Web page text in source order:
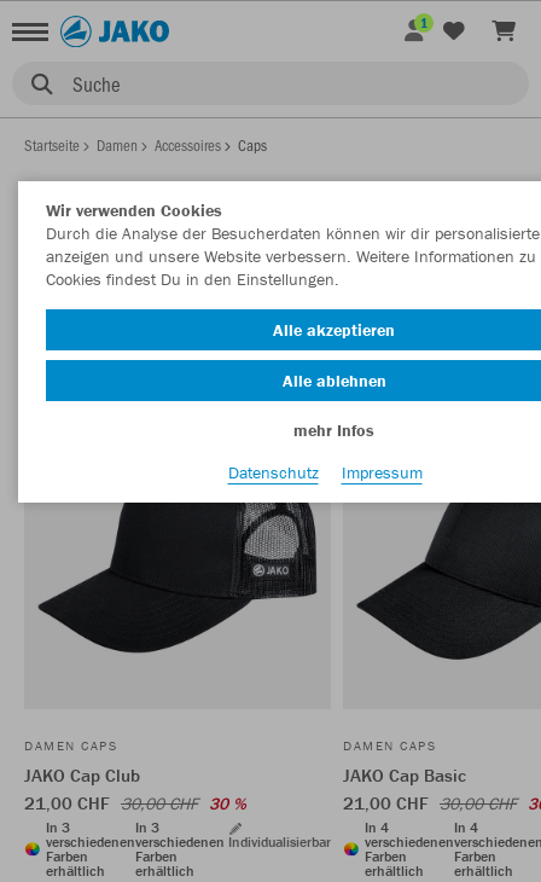
Suche
1
Startseite Damen Accessoires Caps
DAMEN CAPS
Filter anzeigen
DAMEN CAPS
JAKO Cap Club
21,00 CHF 30,00 CHF 30 %
In 3
verschiedenen
Farben
erhältlich
In 3
verschiedenen
Farben
erhältlich
Individualisierbar
DAMEN CAPS
JAKO Cap Basic
21,00 CHF 30,00 CHF
In 4
verschiedenen
Farben
erhältlich
In 4
Farben
erhältlich
Wir verwenden Cookies
Durch die Analyse der Besucherdaten können wir dir
anzeigen und unsere Website verbessern. Weitere Informationen zu
Cookies findest Du in den Einstellungen.
Alle akzeptieren
Alle ablehnen
mehr Infos
Datenschutz
Impressum